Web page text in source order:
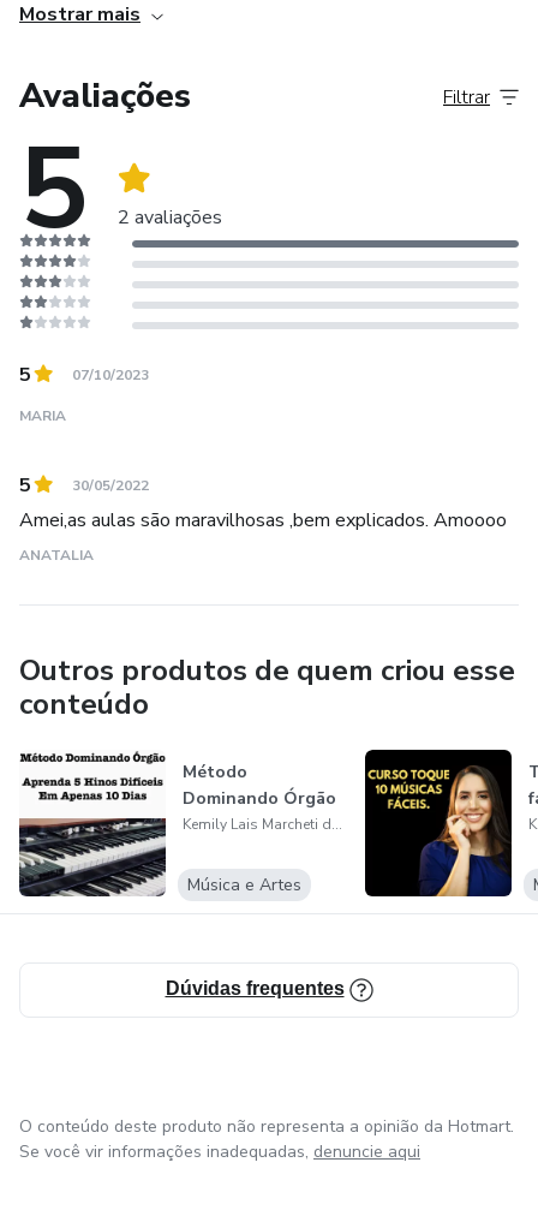
missão seja ajudar o máximo de organistas e futuras
órgão.
Mostrar mais
Avaliações
5 2 avaliações
Filtrar
5 07/10/2023
MARIA
5 30/05/2022
Amei,as aulas são maravilhosas ,bem explicados. Amoooo
ANATALIA
Outros produtos de quem criou esse
conteúdo
Método
Dominando Órgão
Kemily Lais Marcheti do Valle Santos
Música e Artes
Dúvidas frequentes
O conteúdo deste produto não representa a opinião da Hotmart.
Se você vir informações inadequadas, denuncie aqui